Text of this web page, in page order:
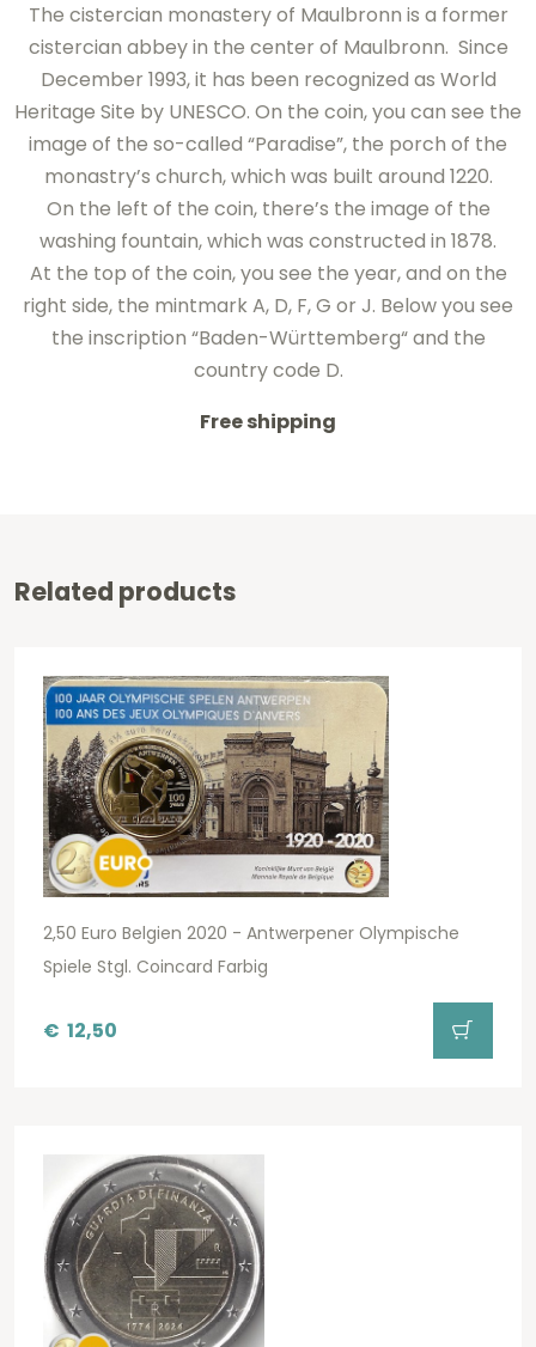
The cistercian monasteryof Maulbronn is a former
cistercian abbeyin the center of Maulbronn. Since
December 1993, it has been recognized as World
Heritage Site by UNESCO. On the coin, you can see the
image of the so-called “Paradise”, the porch of the
monastry’s church, which was built around 1220.
On the left of the coin, there’s the image of the
washing fountain, which was constructed in 1878.
At the top of the coin, you see the year, and on the
right side, the mintmarkA, D, F, G or J. Belowyou see
the inscription “Baden-Württemberg“and the
country code D.
Free shipping
Related products
2,50 Euro Belgien 2020 - Antwerpener Olympische
Spiele Stgl. Coincard Farbig
€ 12,50